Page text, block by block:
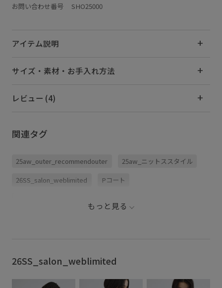
お問い合わせ番号 SHO25000
アイテム説明
サイズ・素材・お手入れ方法
レビュー (4)
関連タグ
25aw_outer_recommendouter 25aw_ニットススタイル
26SS_salon_weblimited Pコート
カジュアル
もっと見る
26SS_salon_weblimited